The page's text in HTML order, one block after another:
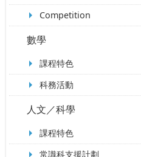
Competition
數學
課程特色
科務活動
人文／科學
課程特色
常識科支援計劃